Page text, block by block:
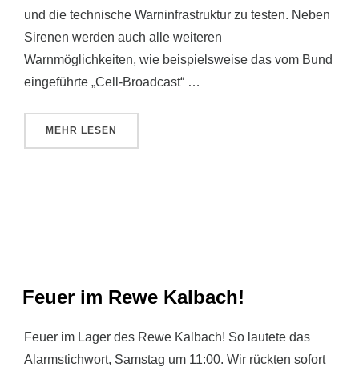
und die technische Warninfrastruktur zu testen. Neben
Sirenen werden auch alle weiteren
Warnmöglichkeiten, wie beispielsweise das vom Bund
eingeführte „Cell-Broadcast“ …
MEHR ÜBER „HESSENWEITER WARNTAG AM 12.03.2026“
LESEN
Feuer im Rewe Kalbach!
Feuer im Lager des Rewe Kalbach! So lautete das
Alarmstichwort, Samstag um 11:00. Wir rückten sofort